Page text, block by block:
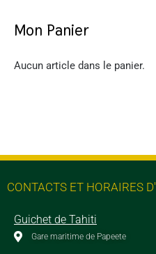
Mon Panier
Aucun article dans le panier.
CONTACTS ET HORAIRES
Guichet de Tahiti
Gare maritime de Papeete